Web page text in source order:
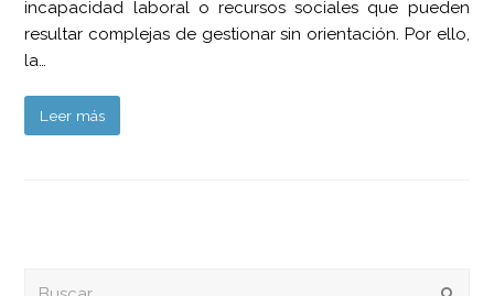
incapacidad laboral o recursos sociales que pueden
resultar complejas de gestionar sin orientación. Por ello,
la…
Leer más